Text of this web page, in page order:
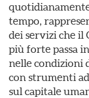
tempo,
dei servizi che il
più forte passa
nelle condizioni
con strumenti
sul capitale